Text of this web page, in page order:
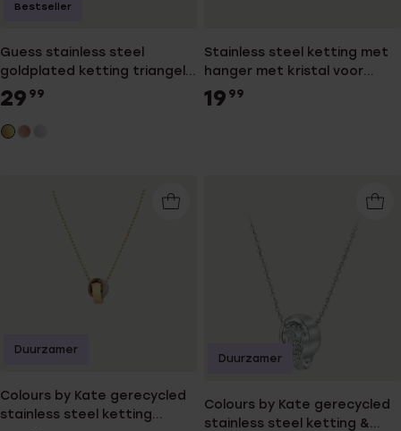
Guess stainless steel
goldplated ketting triangel
hanger voor dames
29 99
Bestseller
Stainless steel ketting met
hanger met kristal voor
dames
19 99
Colours by Kate gerecycled
stainless steel ketting
Duurzamer
Colours by Kate gerecycled
stainless steel ketting &
Duurzamer